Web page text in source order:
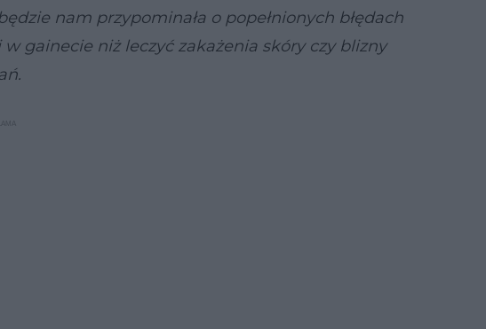
nam przypominała o popełnionych błędach
gainecie niż leczyć zakażenia skóry czy blizny